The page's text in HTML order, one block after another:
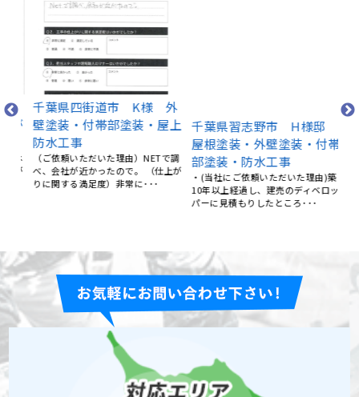
千葉県四街道市 K様 外
壁塗装・付帯部塗装・屋上
防水工事
（ご依頼いただいた理由）NETで調
べ、会社が近かったので。 （仕上が
千葉県習志野市 H様邸
屋根塗装・外壁塗装・付帯
部塗装・防水工事
・(当社にご依頼いただいた理由)築
10年以上経過し、建売のディベロッ
パーに見積もりしたところ･･･
千